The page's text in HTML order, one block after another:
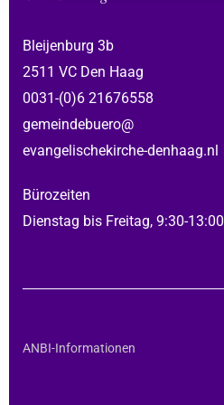
Bleijenburg 3b
2511 VC Den Haag
0031-(0)6 21676558
gemeindebuero@
evangelischekirche-denhaag.nl
Bürozeiten
Dienstag bis Freitag, 9:30-13:00
ANBI-Informationen